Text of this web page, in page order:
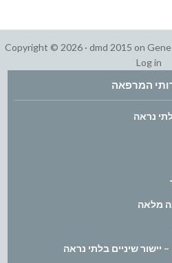
Copyright © 2026 · dmd 2015 on
Log in
המרפאה
נראה
מלאה
יישור שיניים בלתי נראה